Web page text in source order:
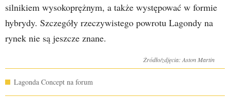
silnikiem wysokoprężnym, a także występować w formie
hybrydy. Szczegóły rzeczywistego powrotu Lagondy na
rynek nie są jeszcze znane.
Źródło/zdjęcia: Aston Martin
Lagonda Concept na forum